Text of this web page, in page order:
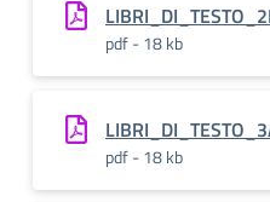
pdf - 18 kb
pdf - 18 kb